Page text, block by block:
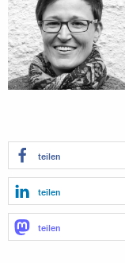
teilen
teilen
teilen